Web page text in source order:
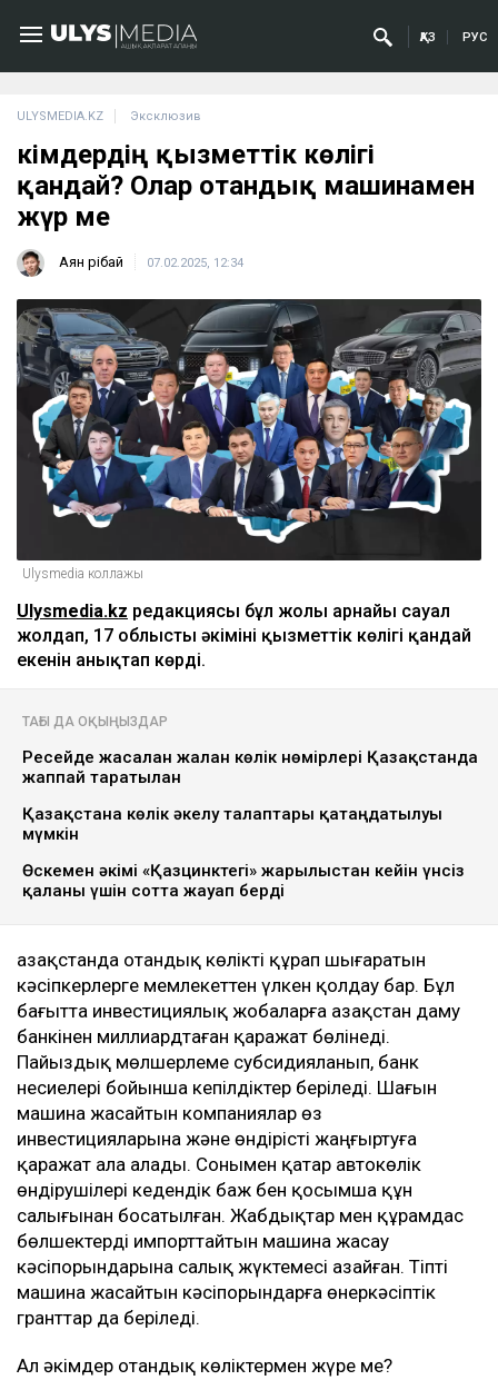
ҚАЗ РУС
ULYSMEDIA.KZ Эксклюзив
Әкімдердің қызметтік көлігі
қандай? Олар отандық машинамен
жүр ме
Аян Өрібай 07.02.2025, 12:34
Ulysmedia коллажы
Ulysmedia.kz редакциясы бұл жолы арнайы сауал
жолдап, 17 облыстың әкімінің қызметтік көлігі қандай
екенін анықтап көрді.
ТАҒЫ ДА ОҚЫҢЫЗДАР
Ресейде жасалған жалған көлік нөмірлері Қазақстанда
жаппай таратылған
Қазақстанға көлік әкелу талаптары қатаңдатылуы
мүмкін
Өскемен әкімі «Қазцинктегі» жарылыстан кейін үнсіз
қалғаны үшін сотта жауап берді
Қазақстанда отандық көлікті құрап шығаратын
кәсіпкерлерге мемлекеттен үлкен қолдау бар. Бұл
бағытта инвестициялық жобаларға Қазақстан даму
банкінен миллиардтаған қаражат бөлінеді.
Пайыздық мөлшерлеме субсидияланып, банк
несиелері бойынша кепілдіктер беріледі. Шағын
машина жасайтын компаниялар өз
инвестицияларына және өндірісті жаңғыртуға
қаражат ала алады. Сонымен қатар автокөлік
өндірушілері кедендік баж бен қосымша құн
салығынан босатылған. Жабдықтар мен құрамдас
бөлшектерді импорттайтын машина жасау
кәсіпорындарына салық жүктемесі азайған. Тіпті
машина жасайтын кәсіпорындарға өнеркәсіптік
гранттар да беріледі.
Ал әкімдер отандық көліктермен жүре ме?